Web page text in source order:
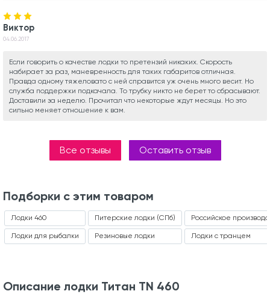
Виктор
04.06.2017
Если говорить о качестве лодки то претензий никаких. Скорость
набирает за раз, маневренность для таких габаритов отличная.
Правда одному тяжеловато с ней справится уж очень много весит. Но
служба поддержки подкачала. То трубку никто не берет то сбрасывают.
Доставили за неделю. Прочитал что некоторые ждут месяцы. Но это
сильно меняет отношение к вам.
Все отзывы Оставить отзыв
Подборки с этим товаром
Лодки 460
Лодки для рыбалки
Питерские лодки (СПб)
Резиновые лодки
Российское
Лодки с транцем
Описание лодки Титан TN 460